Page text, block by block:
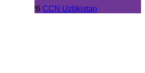
2026 CCN Uzbkistan